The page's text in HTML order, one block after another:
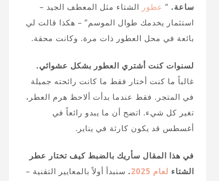
ساعة. ” عطور الشتاء مثل المعطف الجيد –
استثمار يخدمك طوال الموسم” – هكذا قالت لي
بائعة في محل العطور ذات مرة. وكانت محقة.
لسنوات كنت أشتري العطور بشكل عشوائي.
غالباً ما كنت أختار فقط ما كانت رائحته جميلة
في المتجر. فقط عندما بدأت ألاحظ هرم العطر،
تغير كل شيء. اتضح أن ما يبدو رائعاً في
أغسطس قد يكون كارثة في يناير.
في هذا المقال سأريك بالضبط كيف تختار عطر
الشتاء لعام 2025 . سنبدأ أولاً بالمعايير التقنية –